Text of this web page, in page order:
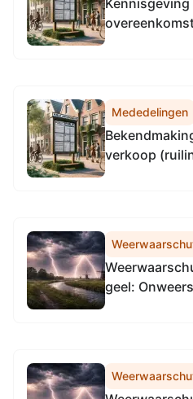
Mededelingen
verkoop
geel: